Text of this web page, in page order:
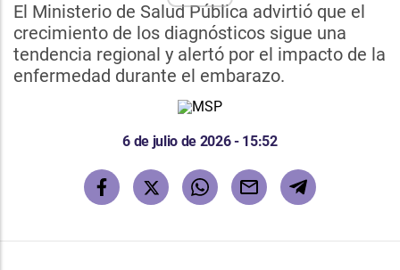
El Ministerio de Salud Pública advirtió que el
crecimiento de los diagnósticos sigue una
tendencia regional y alertó por el impacto de la
enfermedad durante el embarazo.
6 de julio de 2026 - 15:52